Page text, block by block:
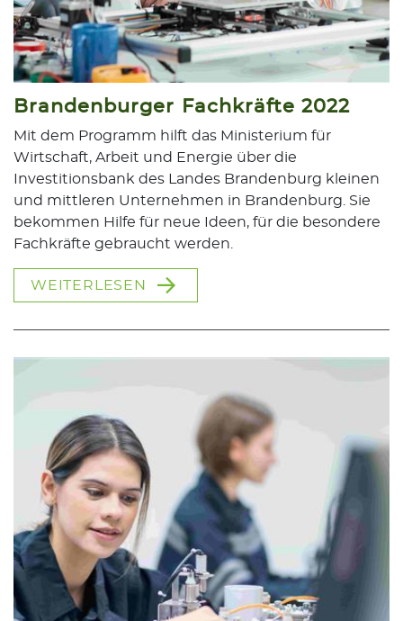
Brandenburger Fachkräfte 2022
Mit dem Programm hilft das Ministerium für
Wirtschaft, Arbeit und Energie über die
Investitionsbank des Landes Brandenburg kleinen
und mittleren Unternehmen in Brandenburg. Sie
bekommen Hilfe für neue Ideen, für die besondere
Fachkräfte gebraucht werden.
WEITERLESEN